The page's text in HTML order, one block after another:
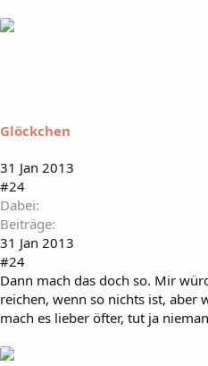
Glöckchen
31 Jan 2013
#24
Dabei
Beiträge
31 Jan 2013
#24
Dann mach das doch so. Mir
reichen, wenn so nichts ist, aber
mach es lieber öfter, tut ja